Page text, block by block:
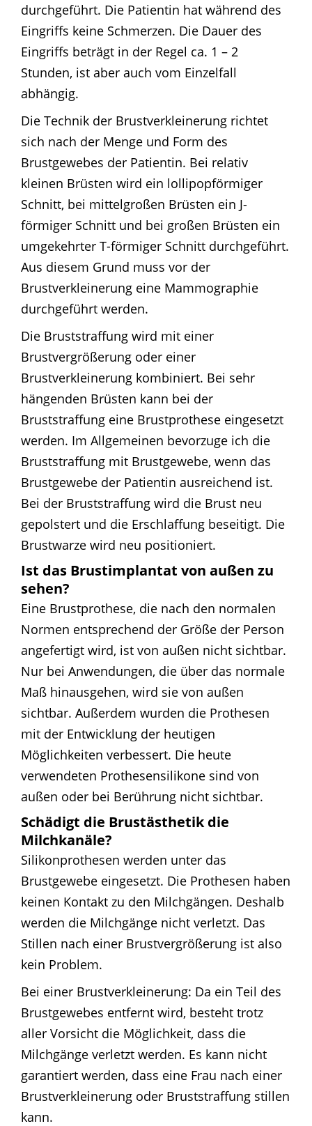
durchgeführt. Die Patientin hat während des
Eingriffs keine Schmerzen. Die Dauer des
Eingriffs beträgt in der Regel ca. 1 – 2
Stunden, ist aber auch vom Einzelfall
abhängig.
Die Technik der Brustverkleinerung richtet
sich nach der Menge und Form des
Brustgewebes der Patientin. Bei relativ
kleinen Brüsten wird ein lollipopförmiger
Schnitt, bei mittelgroßen Brüsten ein J-
förmiger Schnitt und bei großen Brüsten ein
umgekehrter T-förmiger Schnitt durchgeführt.
Aus diesem Grund muss vor der
Brustverkleinerung eine Mammographie
durchgeführt werden.
Die Bruststraffung wird mit einer
Brustvergrößerung oder einer
Brustverkleinerung kombiniert. Bei sehr
hängenden Brüsten kann bei der
Bruststraffung eine Brustprothese eingesetzt
werden. Im Allgemeinen bevorzuge ich die
Bruststraffung mit Brustgewebe, wenn das
Brustgewebe der Patientin ausreichend ist.
Bei der Bruststraffung wird die Brust neu
gepolstert und die Erschlaffung beseitigt. Die
Brustwarze wird neu positioniert.
Ist das Brustimplantat von außen zu
sehen?
Eine Brustprothese, die nach den normalen
Normen entsprechend der Größe der Person
angefertigt wird, ist von außen nicht sichtbar.
Nur bei Anwendungen, die über das normale
Maß hinausgehen, wird sie von außen
sichtbar. Außerdem wurden die Prothesen
mit der Entwicklung der heutigen
Möglichkeiten verbessert. Die heute
verwendeten Prothesensilikone sind von
außen oder bei Berührung nicht sichtbar.
Schädigt die Brustästhetik die
Milchkanäle?
Silikonprothesen werden unter das
Brustgewebe eingesetzt. Die Prothesen haben
keinen Kontakt zu den Milchgängen. Deshalb
werden die Milchgänge nicht verletzt. Das
Stillen nach einer Brustvergrößerung ist also
kein Problem.
Bei einer Brustverkleinerung: Da ein Teil des
Brustgewebes entfernt wird, besteht trotz
aller Vorsicht die Möglichkeit, dass die
Milchgänge verletzt werden. Es kann nicht
garantiert werden, dass eine Frau nach einer
Brustverkleinerung oder Bruststraffung stillen
kann.